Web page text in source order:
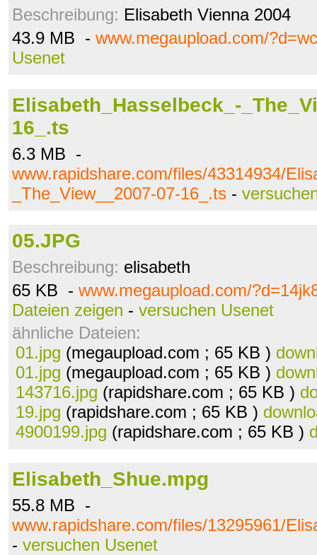
Beschreibung: Elisabeth Vienna 2004
43.9 MB - www.megaupload.com/
Usenet
Elisabeth_Hasselbeck_-
16_.ts
6.3 MB -
www.rapidshare.com/files/43314934/
_The_View__2007-07-16_.ts -
05.JPG
Beschreibung: elisabeth
65 KB - www.megaupload.com/
Dateien zeigen - versuchen Usenet
ähnliche Dateien:
01.jpg (megaupload.com ; 65 KB )
01.jpg (megaupload.com ; 65 KB )
143716.jpg (rapidshare.com ; 65 KB )
19.jpg (rapidshare.com ; 65 KB )
4900199.jpg (rapidshare.com ; 65 KB )
Elisabeth_Shue.mpg
55.8 MB -
www.rapidshare.com/files/13295961/
- versuchen Usenet